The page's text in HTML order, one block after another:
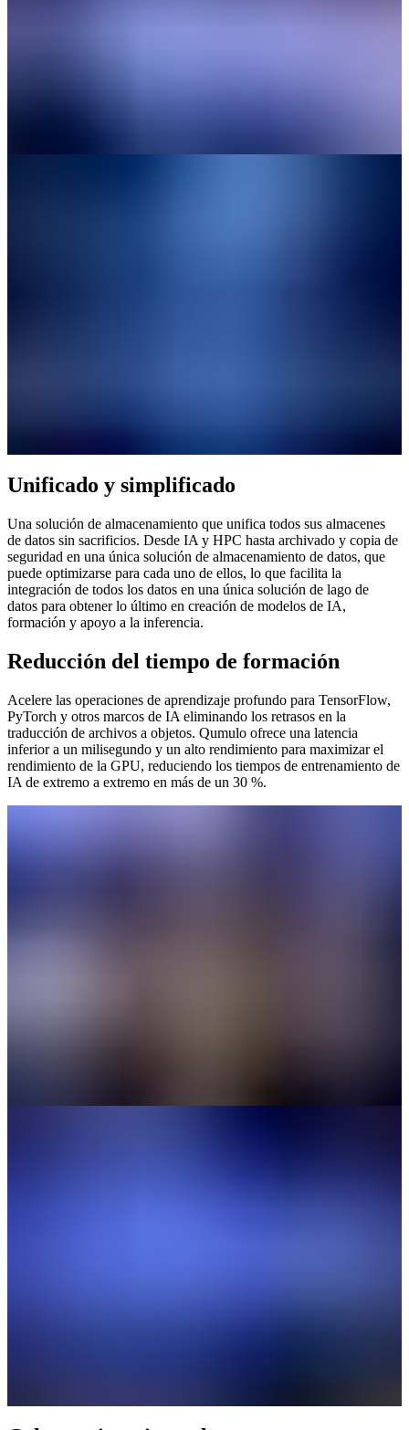
Unificado y simplificado
Una solución de almacenamiento que unifica todos sus almacenes
de datos sin sacrificios. Desde IA y HPC hasta archivado y copia de
seguridad en una única solución de almacenamiento de datos, que
puede optimizarse para cada uno de ellos, lo que facilita la
integración de todos los datos en una única solución de lago de
datos para obtener lo último en creación de modelos de IA,
formación y apoyo a la inferencia.
Reducción del tiempo de formación
Acelere las operaciones de aprendizaje profundo para TensorFlow,
PyTorch y otros marcos de IA eliminando los retrasos en la
traducción de archivos a objetos. Qumulo ofrece una latencia
inferior a un milisegundo y un alto rendimiento para maximizar el
rendimiento de la GPU, reduciendo los tiempos de entrenamiento de
IA de extremo a extremo en más de un 30 %.